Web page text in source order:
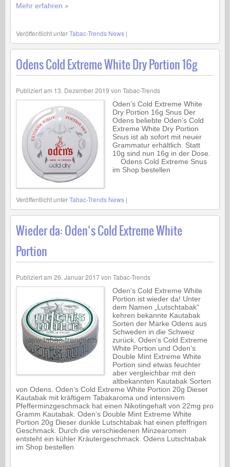
Mehr erfahren »
Veröffentlicht unterTabac-Trends News |
Odens Cold Extreme White Dry Portion 16g
Publiziert am 13. Dezember 2019 von Tabac-Trends
Oden’s Cold Extreme White
Dry Portion 16g Snus Der
Odens beliebte Oden’s Cold
Extreme White Dry Portion
Snus ist ab sofort mit neuer
Grammatur erhältlich. Statt
10g sind nun 16g in der Dose.
Odens Cold Extreme Snus
im Shop bestellen
Veröffentlicht unterTabac-Trends News |
Wieder da: Oden‘s Cold Extreme White
Portion
Publiziert am 26. Januar 2017von Tabac-Trends
Oden‘s Cold Extreme White
Portion ist wieder da! Unter
dem Namen „Lutschtabak“
kehren bekannte Kautabak
Sorten der Marke Odens aus
Schweden in die Schweiz
zurück. Oden‘s Cold Extreme
White Portion und Oden‘s
Double Mint Extreme White
Portion sind etwas feuchter
aber vergleichbar mit den
altbekannten Kautabak Sorten
von Odens. Oden‘s Cold Extreme White Portion 20g Dieser
Kautabak mit kräftigem Tabakaroma und intensivem
Pfefferminzgeschmack hat einen Nikotingehalt von 22mg pro
Gramm Kautabak. Oden‘s Double Mint Extreme White
Portion 20g Dieser dunkle Lutschtabak hat einen pfeffrigen
Geschmack. Durch die verschiedenen Minzearomen
entsteht ein kühler Kräutergeschmack. Odens Lutschtabak
im Shop bestellen